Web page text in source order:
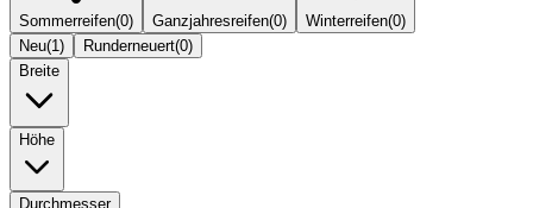
Sommerreifen(0) Ganzjahresreifen(0) Winterreifen(0)
Neu(1) Runderneuert(0)
Breite
Höhe
Durchmesser